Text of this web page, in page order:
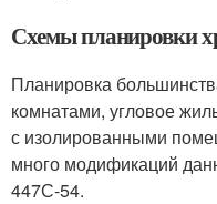
Схемы планировки
Планировка
комнатами, угловое
с изолированными
много модификаций
447С-54.